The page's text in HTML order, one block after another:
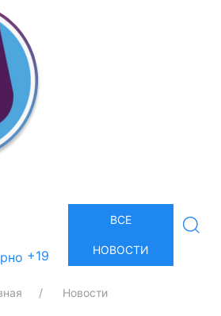
+19
ВСЕ
НОВОСТИ
Новости